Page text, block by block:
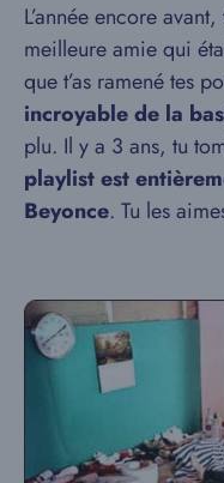
L’année encore
meilleure amie qui
que t’as ramené tes
incroyable de la
plu. Il y a 3 ans, tu
playlist est
Beyonce. Tu les